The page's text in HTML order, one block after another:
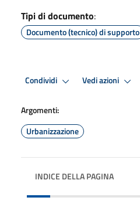
Tipi di documento:
Documento (tecnico) di supporto
Condividi Vedi azioni
Argomenti:
Urbanizzazione
INDICE DELLA PAGINA